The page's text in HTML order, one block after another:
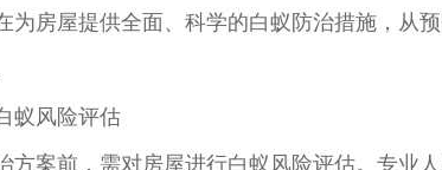
为房屋提供全面、科学的白蚁防治措施，从
蚁风险评估
方案前，需对房屋进行白蚁风险评估。专业